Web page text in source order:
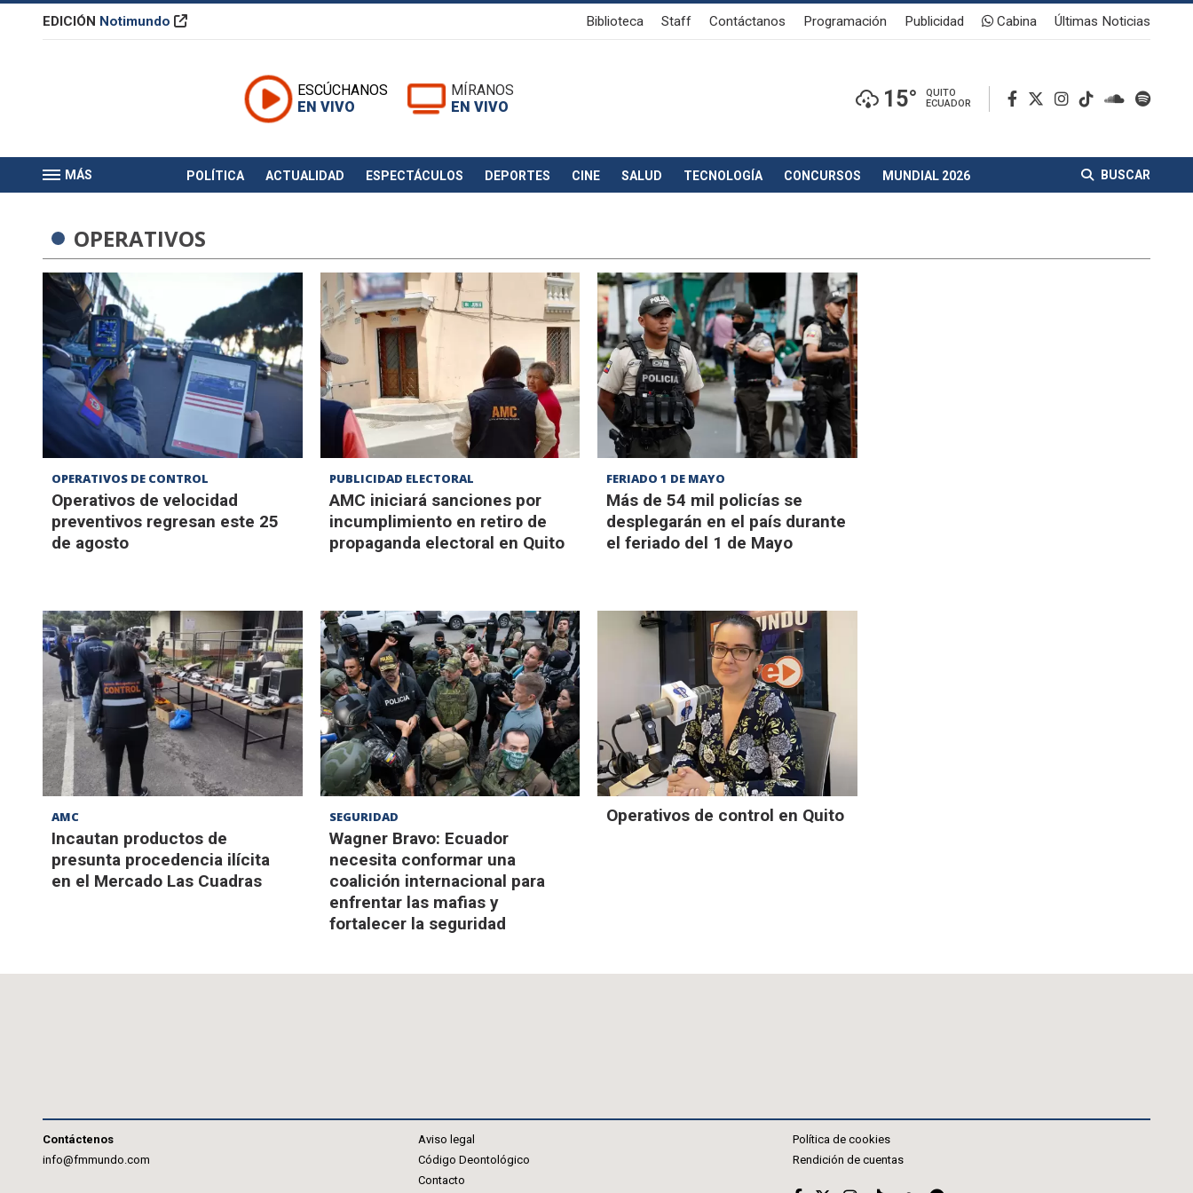
EDICIÓN Notimundo Biblioteca Staff Contáctanos Programación Publicidad Cabina Últimas Noticias
ESCÚCHANOS
EN VIVO
MÍRANOS
EN VIVO
15°
QUITO
ECUADOR
MÁS POLÍTICA ACTUALIDAD ESPECTÁCULOS DEPORTES CINE SALUD TECNOLOGÍA CONCURSOS MUNDIAL 2026 BUSCAR
OPERATIVOS
OPERATIVOS DE CONTROL
Operativos de velocidad
preventivos regresan este 25
de agosto
PUBLICIDAD ELECTORAL
AMC iniciará sanciones por
incumplimiento en retiro de
propaganda electoral en Quito
FERIADO 1 DE MAYO
Más de 54 mil policías se
desplegarán en el país durante
el feriado del 1 de Mayo
AMC
Incautan productos de
presunta procedencia ilícita
en el Mercado Las Cuadras
SEGURIDAD
Wagner Bravo: Ecuador
necesita conformar una
coalición internacional para
enfrentar las mafias y
fortalecer la seguridad
Operativos de control en Quito
Contáctenos
info@fmmundo.com
Aviso legal
Código Deontológico
Contacto
Política de cookies
Rendición de cuentas